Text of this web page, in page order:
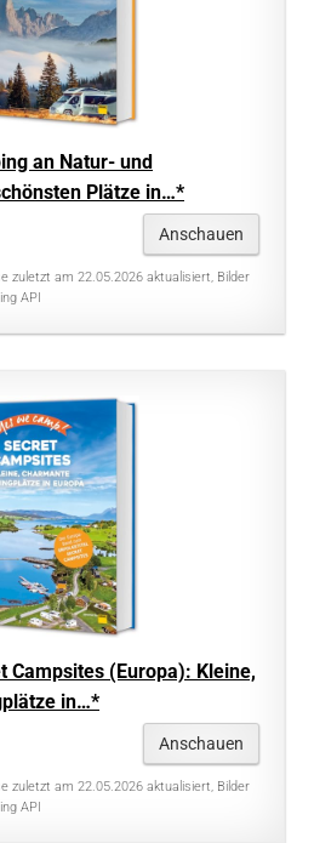
an Natur- und
Plätze in…*
Anschauen
zuletzt am 22.05.2026 aktualisiert, Bilder
API
Campsites (Europa): Kleine,
in…*
Anschauen
zuletzt am 22.05.2026 aktualisiert, Bilder
API